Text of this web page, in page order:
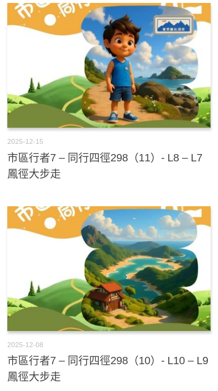
2025-12-15
市區行者7 – 同行四徑298（11）- L8 – L7
鳳徑大步走
2025-12-08
市區行者7 – 同行四徑298（10）- L10 – L9
鳳徑大步走